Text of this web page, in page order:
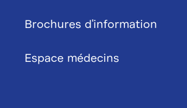
Brochures d'information
Espace médecins